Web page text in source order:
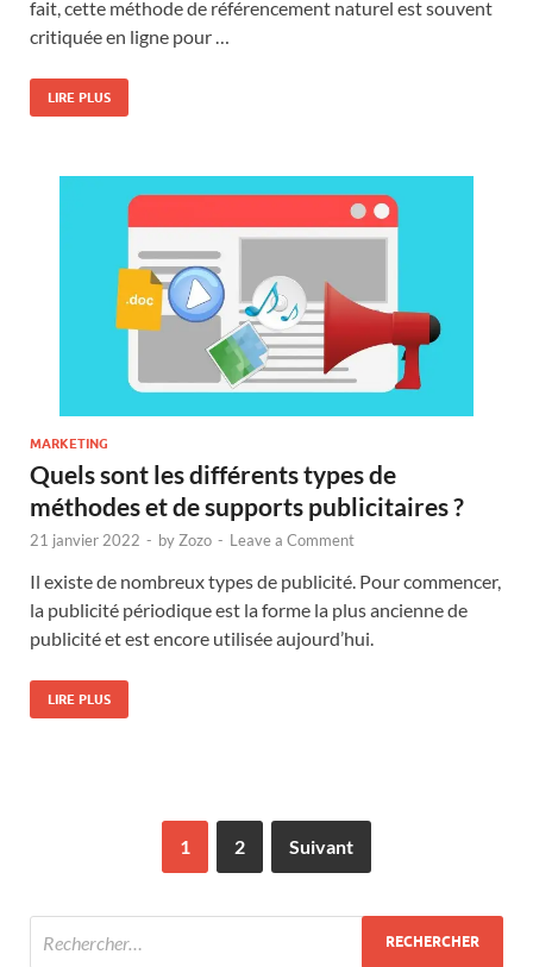
fait, cette méthode de référencement naturel est souvent
critiquée en ligne pour …
LIRE PLUS
MARKETING
Quels sont les différents types de
méthodes et de supports publicitaires ?
21 janvier 2022 - by Zozo - Leave a Comment
Il existe de nombreux types de publicité. Pour commencer,
la publicité périodique est la forme la plus ancienne de
publicité et est encore utilisée aujourd’hui.
LIRE PLUS
1 2 Suivant